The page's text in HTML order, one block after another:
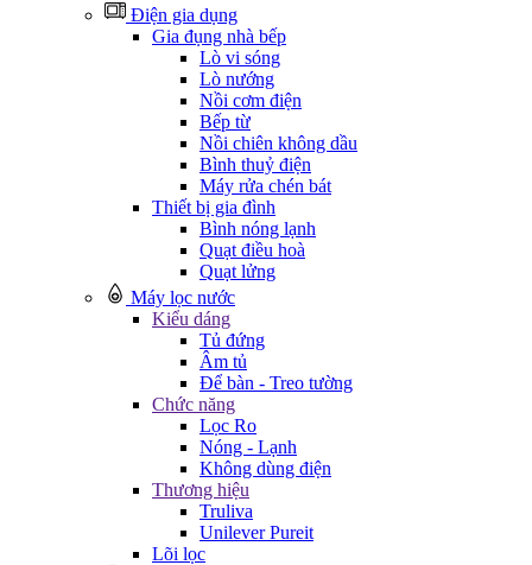
Điện gia dụng
Gia đụng nhà bếp
Lò vi sóng
Lò nướng
Nồi cơm điện
Bếp từ
Nồi chiên không dầu
Bình thuỷ điện
Máy rửa chén bát
Thiết bị gia đình
Bình nóng lạnh
Quạt điều hoà
Quạt lửng
Máy lọc nước
Kiểu dáng
Tủ đứng
Âm tủ
Để bàn - Treo tường
Chức năng
Lọc Ro
Nóng - Lạnh
Không dùng điện
Thương hiệu
Truliva
Unilever Pureit
Lõi lọc